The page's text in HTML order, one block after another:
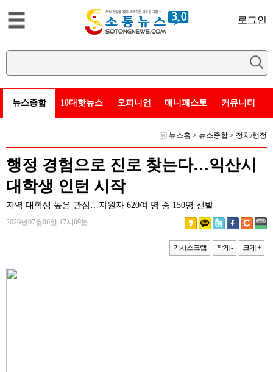
로그인
뉴스종합 10대핫뉴스 오피니언 매니페스토 커뮤니티
뉴스홈 > 뉴스종합 > 정치/행정
행정 경험으로 진로 찾는다…익산시
대학생 인턴 시작
지역 대학생 높은 관심…지원자 620여 명 중 150명 선발
2026년07월06일 17시09분
기사스크랩 작게 - 크게 +